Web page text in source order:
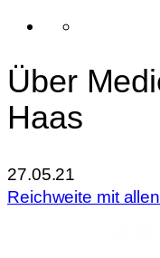
Über
Haas
27.05.21
Reichweite mit